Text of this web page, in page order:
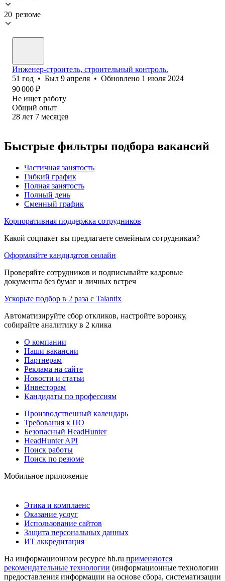
20 резюме
Инженер-строитель, строительный контроль.
51 год • Был 9 апреля • Обновлено 1 июля 2024
90 000 ₽
Не ищет работу
Общий опыт
28 лет 7 месяцев
Быстрые фильтры подбора вакансий
Частичная занятость
Гибкий график
Полная занятость
Полный день
Сменный график
Корпоративная поддержка сотрудников
Какой соцпакет вы предлагаете семейным сотрудникам?
Оформляйте кандидатов онлайн
Проверяйте сотрудников и подписывайте кадровые
документы без бумаг и личных встреч
Ускорьте подбор в 2 раза с Talantix
Автоматизируйте сбор откликов, настройте воронку,
собирайте аналитику в 2 клика
О компании
Наши вакансии
Партнерам
Реклама на сайте
Новости и статьи
Инвесторам
Кандидаты по профессиям
Производственный календарь
Требования к ПО
Безопасный HeadHunter
HeadHunter API
Поиск работы
Поиск по резюме
Мобильное приложение
Этика и комплаенс
Оказание услуг
Использование сайтов
Защита персональных данных
ИТ аккредитация
На информационном ресурсе hh.ru применяются
рекомендательные технологии (информационные технологии
предоставления информации на основе сбора, систематизации